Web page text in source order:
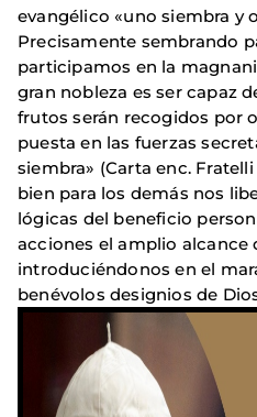
evangélico «uno siembra y
Precisamente sembrando
participamos en la
gran nobleza es ser capaz
frutos serán recogidos por
puesta en las fuerzas
siembra» (Carta enc.
bien para los demás nos
lógicas del beneficio
acciones el amplio alcance
introduciéndonos en el
benévolos designios de